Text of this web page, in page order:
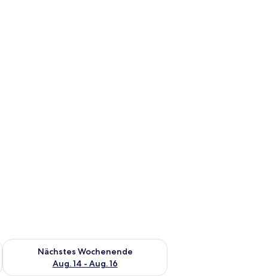
Bettwäsche
Aug. 7 - Aug. 9.
Nächstes Wochenende
Aug. 14 - Aug. 16
Überprüfe die Verfügbarkeit für nächstes Wochenende, Aug.